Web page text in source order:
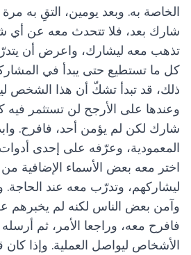
الخاصة به. وبعد يومين، التقِ به
شارك بعد، فلا تتحدث معه عن
تذهب معه ليشارك، واعرض أن
كل ما تستطيع حتى يبدأ في
ذلك، قد تبدأ تشكّ أن هذا الشخص
وعندها على الأرجح لن تستثمر فيه
شارك لكن لم يؤمن أحد، فافرح.
المعمودية، وعرّفه على إحدى أدوات
اختر معه بعض الأسماء الإضافية من
ليشاركهم، وتدرّب معه عند
وآمن بعض الناس لكنه لم يخبرهم
فافرح معه، وراجعا الأمر، ثم
الأشخاص ليواصل العملية. وإذا